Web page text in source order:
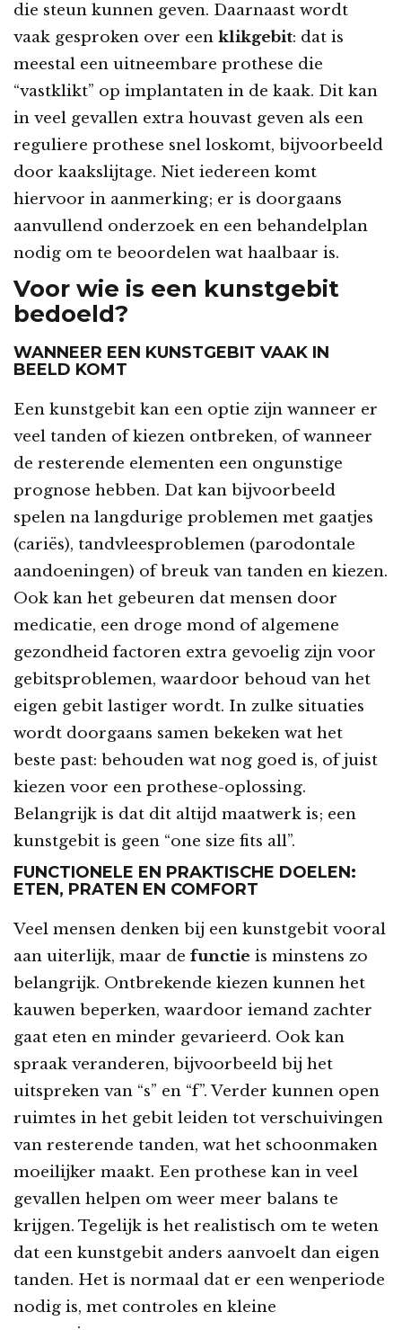
die steun kunnen geven. Daarnaast wordt
vaak gesproken over een klikgebit: dat is
meestal een uitneembare prothese die
“vastklikt” op implantaten in de kaak. Dit kan
in veel gevallen extra houvast geven als een
reguliere prothese snel loskomt, bijvoorbeeld
door kaakslijtage. Niet iedereen komt
hiervoor in aanmerking; er is doorgaans
aanvullend onderzoek en een behandelplan
nodig om te beoordelen wat haalbaar is.
Voor wie is een kunstgebit
bedoeld?
WANNEER EEN KUNSTGEBIT VAAK IN
BEELD KOMT
Een kunstgebit kan een optie zijn wanneer er
veel tanden of kiezen ontbreken, of wanneer
de resterende elementen een ongunstige
prognose hebben. Dat kan bijvoorbeeld
spelen na langdurige problemen met gaatjes
(cariës), tandvleesproblemen (parodontale
aandoeningen) of breuk van tanden en kiezen.
Ook kan het gebeuren dat mensen door
medicatie, een droge mond of algemene
gezondheid factoren extra gevoelig zijn voor
gebitsproblemen, waardoor behoud van het
eigen gebit lastiger wordt. In zulke situaties
wordt doorgaans samen bekeken wat het
beste past: behouden wat nog goed is, of juist
kiezen voor een prothese-oplossing.
Belangrijk is dat dit altijd maatwerk is; een
kunstgebit is geen “one size fits all”.
FUNCTIONELE EN PRAKTISCHE DOELEN:
ETEN, PRATEN EN COMFORT
Veel mensen denken bij een kunstgebit vooral
aan uiterlijk, maar de functie is minstens zo
belangrijk. Ontbrekende kiezen kunnen het
kauwen beperken, waardoor iemand zachter
gaat eten en minder gevarieerd. Ook kan
spraak veranderen, bijvoorbeeld bij het
uitspreken van “s” en “f”. Verder kunnen open
ruimtes in het gebit leiden tot verschuivingen
van resterende tanden, wat het schoonmaken
moeilijker maakt. Een prothese kan in veel
gevallen helpen om weer meer balans te
krijgen. Tegelijk is het realistisch om te weten
dat een kunstgebit anders aanvoelt dan eigen
tanden. Het is normaal dat er een wenperiode
nodig is, met controles en kleine